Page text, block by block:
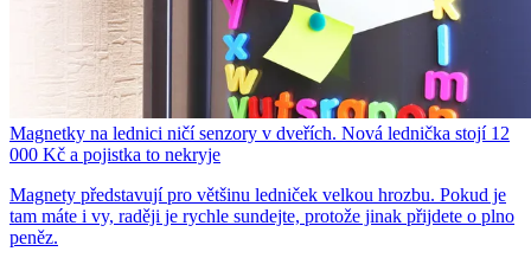
Magnetky na lednici ničí senzory v dveřích. Nová lednička stojí 12
000 Kč a pojistka to nekryje
Magnety představují pro většinu ledniček velkou hrozbu. Pokud je
tam máte i vy, raději je rychle sundejte, protože jinak přijdete o plno
peněz.